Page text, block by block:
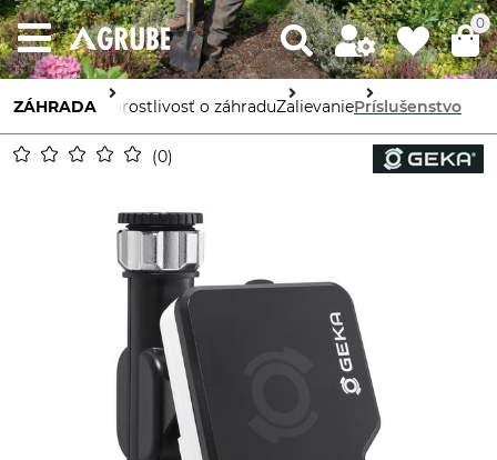
0
ZÁHRADA Starostlivosť o záhraduZalievaniePríslušenstvo
0